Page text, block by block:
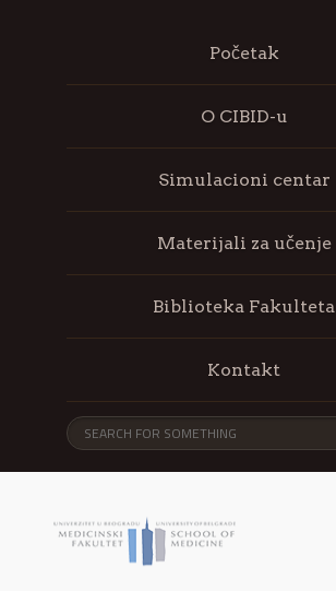
Početak
O CIBID-u
Simulacioni centar
Materijali za učenje
Biblioteka Fakulteta
Kontakt